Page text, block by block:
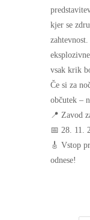
kjer se
vsak krik
Če si za
občutek –
📍 Zavod
📅 28. 11.
🎸 Vstop
odnese!